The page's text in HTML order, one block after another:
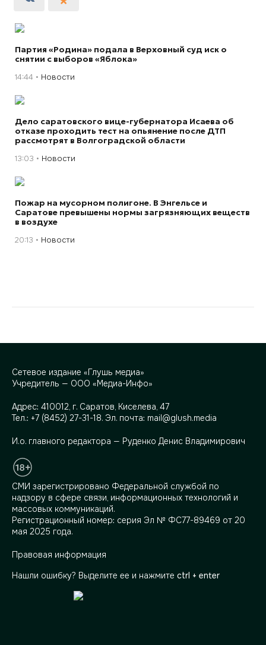
Партия «Родина» подала в Верховный суд иск о
снятии с выборов «Яблока»
14:44 Новости
Дело саратовского вице-губернатора Исаева об
отказе проходить тест на опьянение после ДТП
рассмотрят в Волгоградской области
13:03 Новости
Пожар на мусорном полигоне. В Энгельсе и
Саратове превышены нормы загрязняющих веществ
в воздухе
20:13 Новости
Сетевое издание «Глушь медиа»
Учредитель — ООО «Медиа-Инфо»
Адрес: 410012, г. Саратов, Киселева, 47
Тел.: +7 (8452) 27-31-18. Эл. почта: mail@glush.media
И.о. главного редактора — Руденко Денис Владимирович
СМИ зарегистрировано Федеральной службой по
надзору в сфере связи, информационных технологий и
массовых коммуникаций.
Регистрационный номер: серия Эл № ФС77-89469 от 20
мая 2025 года.
Правовая информация
Нашли ошибку? Выделите ее и нажмите ctrl + enter